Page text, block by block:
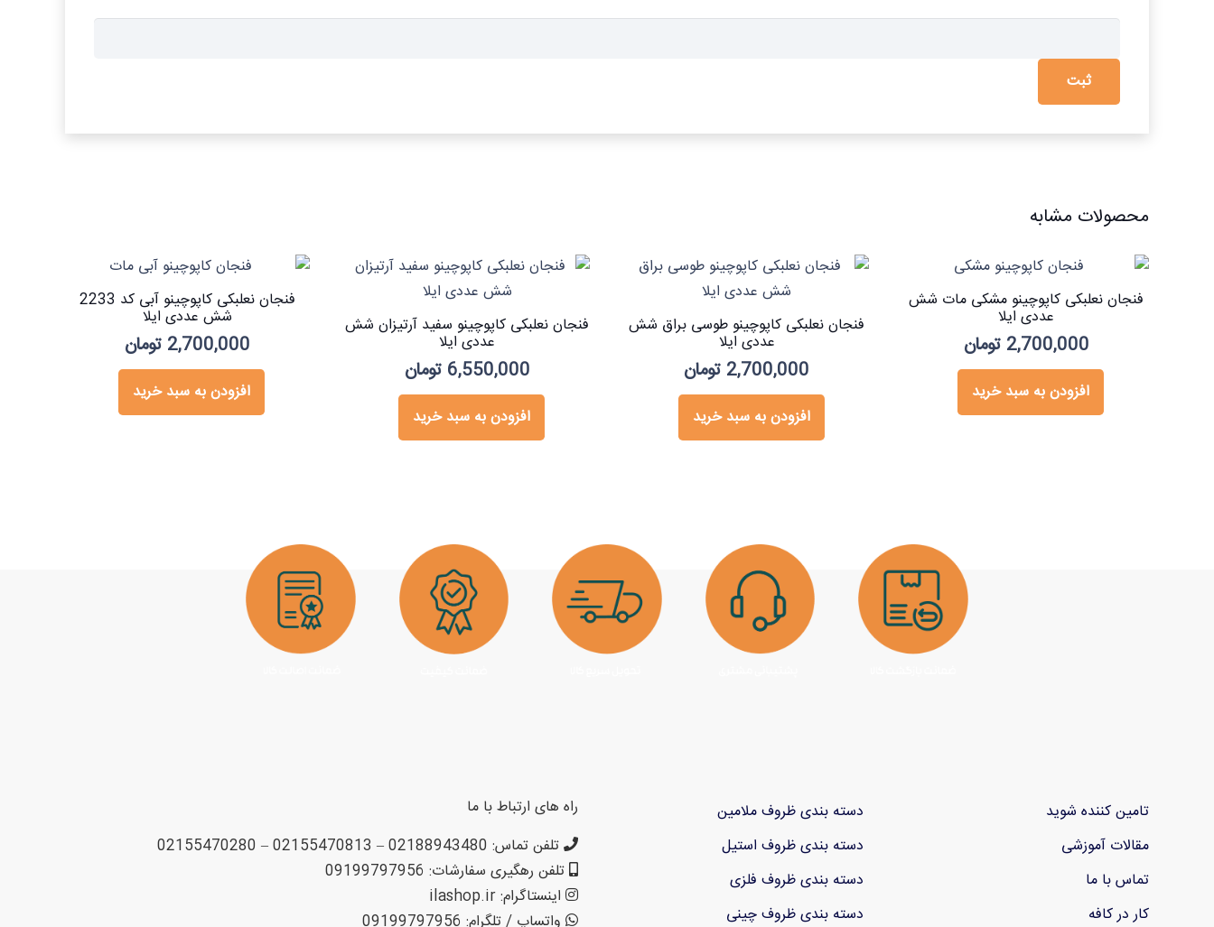
محصولات مشابه
فنجان نعلبکی کاپوچینو مشکی مات شش
عددی ایلا
2,700,000 تومان
افزودن به سبد خرید
فنجان نعلبکی کاپوچینو طوسی براق شش
عددی ایلا
2,700,000 تومان
افزودن به سبد خرید
فنجان نعلبکی کاپوچینو سفید آرتیزان شش
عددی ایلا
6,550,000 تومان
افزودن به سبد خرید
فنجان نعلبکی کاپوچینو آبی کد 2233
شش عددی ایلا
2,700,000 تومان
افزودن به سبد خرید
تامین کننده شوید
مقالات آموزشی
تماس با ما
کار در کافه
دسته بندی ظروف ملامین
دسته بندی ظروف استیل
دسته بندی ظروف فلزی
دسته بندی ظروف چینی
راه های ارتباط با ما
تلفن تماس: 02188943480 – 02155470813 – 02155470280
تلفن رهگیری سفارشات: 09199797956
اینستاگرام: ilashop.ir